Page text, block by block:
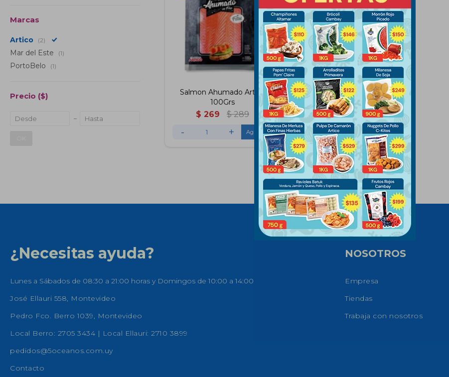
Salmon Ahumado Artico
100Grs
$ 269 $ 289
- +
Filet de Merluza Artico 400
Gramos
$ 245 $ 255
- +
Marcas
Artico (2)
Mar del Este (1)
PortoBelo (1)
Precio ($)
¿Necesitas ayuda?
Lunes a Sábados de 08:30 a 21:00 horas y Domingos de 10:00 a 14:00
José Ellauri 558, Montevideo
Pedro Fco. Berro 1039, Montevideo
Local Berro: 2705 3434 | Local Ellauri: 2710 3899
pedidos@5oceanos.com.uy
Contacto
NOSOTROS
Empresa
Tiendas
Trabaja con nosotros